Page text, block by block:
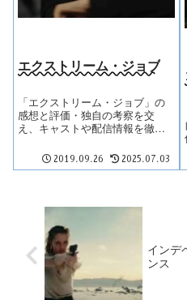
エクストリーム・ジョブ
「エクストリーム・ジョブ」の
感想と評価・独自の考察を交
え、キャストや配信情報を徹底
2019.09.26 2025.07.03
インデ
ンス